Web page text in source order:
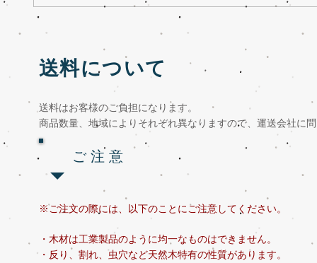
送料について
送料はお客様のご負担になります。
商品数量、地域によりそれぞれ異なりますので、運送会社に
ご 注 意
※ご注文の際には、以下のことにご注意してください。
・木材は工業製品のように均一なものはできません。
・反り、割れ、虫穴など天然木特有の性質があります。